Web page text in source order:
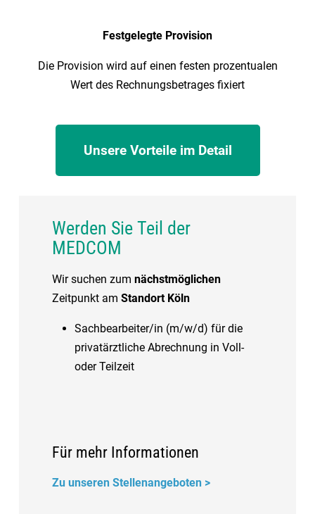
Festgelegte Provision
Die Provision wird auf einen festen prozentualen
Wert des Rechnungsbetrages fixiert
Unsere Vorteile im Detail
Werden Sie Teil der
MEDCOM
Wir suchen zum nächstmöglichen
Zeitpunkt am Standort Köln
Sachbearbeiter/in (m/w/d) für die
privatärztliche Abrechnung in Voll-
oder Teilzeit
Für mehr Informationen
Zu unseren Stellenangeboten >